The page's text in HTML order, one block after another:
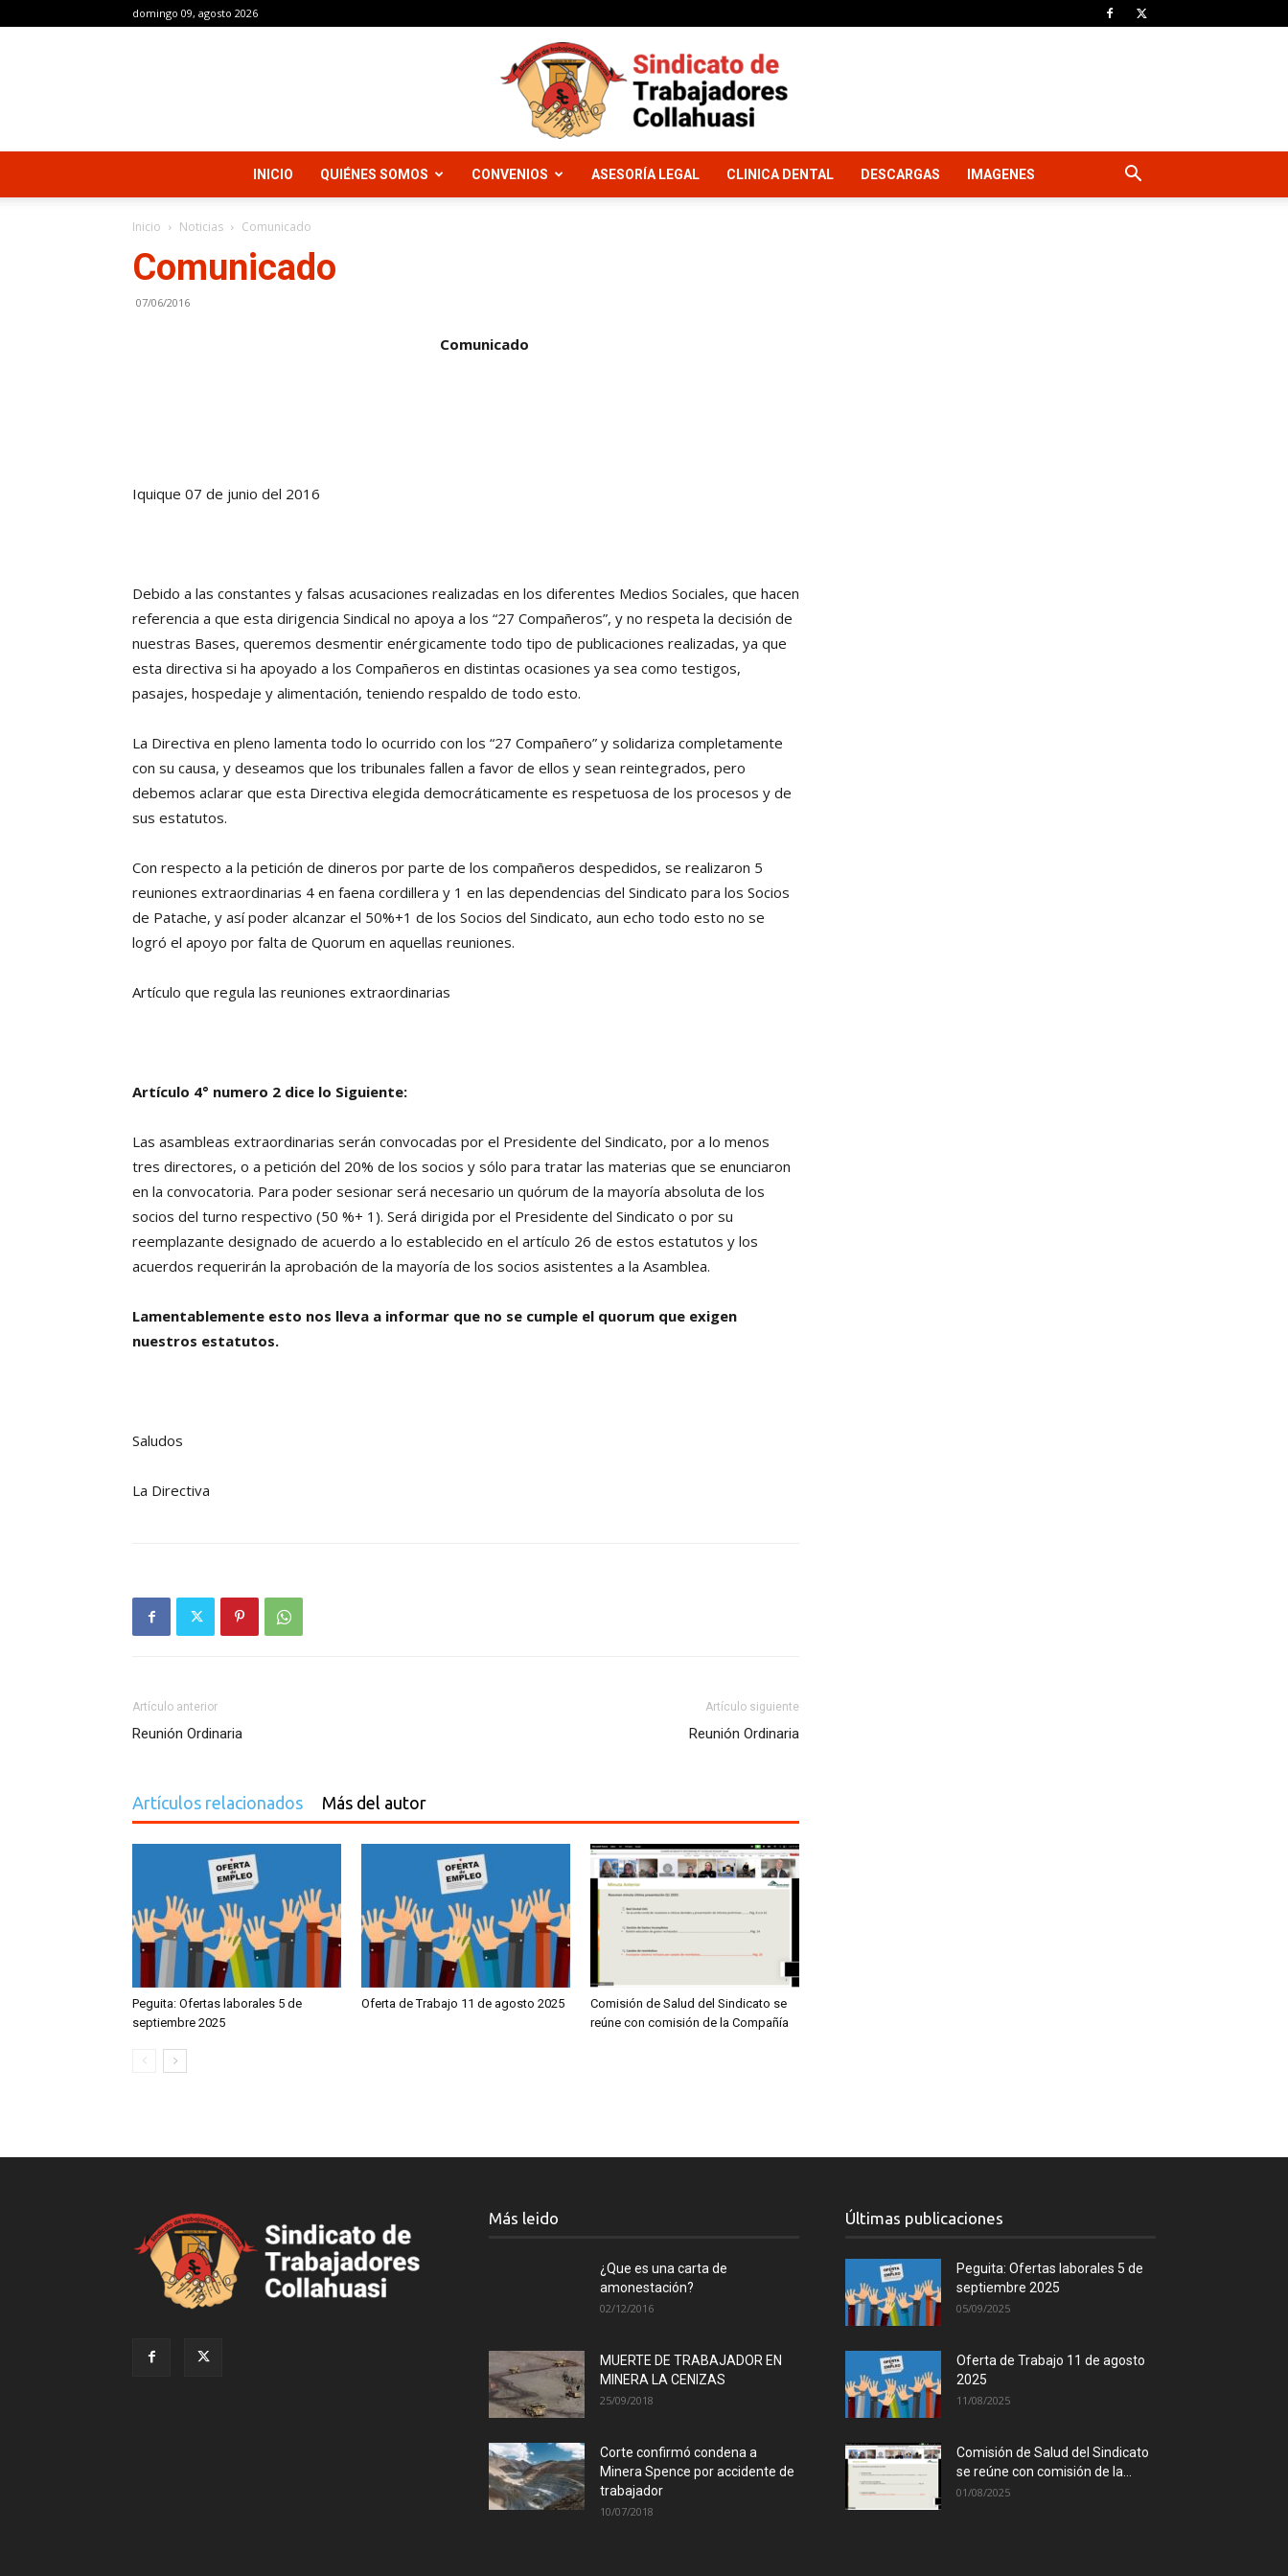
domingo 09, agosto 2026
Sindicato
INICIO QUIÉNES SOMOS CONVENIOS ASESORÍA LEGAL CLINICA DENTAL DESCARGAS IMAGENES
Inicio Noticias Comunicado
Comunicado
07/06/2016
Comunicado
Iquique 07 de junio del 2016
Debido a las constantes y falsas acusaciones realizadas en los diferentes Medios Sociales, que hacen
referencia a que esta dirigencia Sindical no apoya a los “27 Compañeros”, y no respeta la decisión de
nuestras Bases, queremos desmentir enérgicamente todo tipo de publicaciones realizadas, ya que
esta directiva si ha apoyado a los Compañeros en distintas ocasiones ya sea como testigos,
pasajes, hospedaje y alimentación, teniendo respaldo de todo esto.
La Directiva en pleno lamenta todo lo ocurrido con los “27 Compañero” y solidariza completamente
con su causa, y deseamos que los tribunales fallen a favor de ellos y sean reintegrados, pero
debemos aclarar que esta Directiva elegida democráticamente es respetuosa de los procesos y de
sus estatutos.
Con respecto a la petición de dineros por parte de los compañeros despedidos, se realizaron 5
reuniones extraordinarias 4 en faena cordillera y 1 en las dependencias del Sindicato para los Socios
de Patache, y así poder alcanzar el 50%+1 de los Socios del Sindicato, aun echo todo esto no se
logró el apoyo por falta de Quorum en aquellas reuniones.
Artículo que regula las reuniones extraordinarias
Artículo 4° numero 2 dice lo Siguiente:
Las asambleas extraordinarias serán convocadas por el Presidente del Sindicato, por a lo menos
tres directores, o a petición del 20% de los socios y sólo para tratar las materias que se enunciaron
en la convocatoria. Para poder sesionar será necesario un quórum de la mayoría absoluta de los
socios del turno respectivo (50 %+ 1). Será dirigida por el Presidente del Sindicato o por su
reemplazante designado de acuerdo a lo establecido en el artículo 26 de estos estatutos y los
acuerdos requerirán la aprobación de la mayoría de los socios asistentes a la Asamblea.
Lamentablemente esto nos lleva a informar que no se cumple el quorum que exigen
nuestros estatutos.
Saludos
La Directiva
Artículo anterior
Reunión Ordinaria
Artículo siguiente
Reunión Ordinaria
Artículos relacionados Más del autor
Peguita: Ofertas laborales 5 de
septiembre 2025
Oferta de Trabajo 11 de agosto 2025
Comisión de Salud del Sindicato se
reúne con comisión de la Compañía
Más leido
¿Que es una carta de
amonestación?
02/12/2016
MUERTE DE TRABAJADOR EN
MINERA LA CENIZAS
25/09/2018
Corte confirmó condena a
Minera Spence por accidente de
trabajador
10/07/2018
Últimas publicaciones
Peguita: Ofertas laborales 5 de
septiembre 2025
05/09/2025
Oferta de Trabajo 11 de agosto
2025
11/08/2025
Comisión de Salud del Sindicato
se reúne con comisión de la...
01/08/2025